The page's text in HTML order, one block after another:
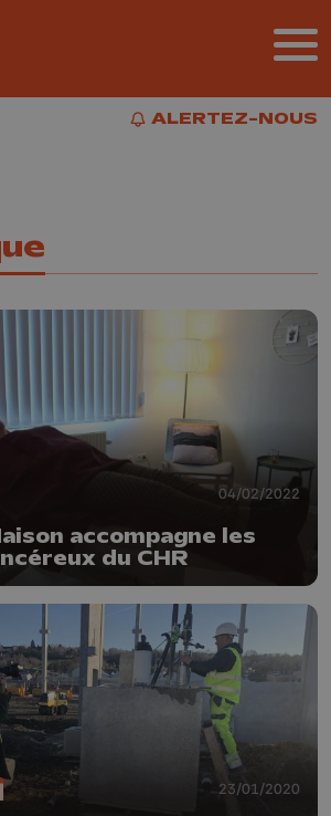
ALERTEZ-NOUS
ALERTEZ-NOUS
04/02/2022
accompagne les
du CHR
23/01/2020